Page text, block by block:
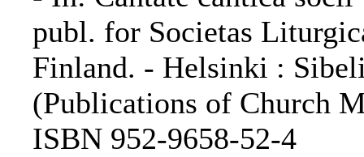
publ. for Societas
Finland. - Helsinki :
(Publications of Church
ISBN 952-9658-52-4